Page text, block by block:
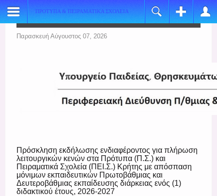
ΠΡΟΤΥΠΑ & ΠΕΙΡΑΜΑΤΙΚΑ ΣΧΟΛΕΙΑ
Login
Όνομα Χρήστη
Να με θυμάσαι
Register
*
Verify Password:
Παρασκευή Αύγουστος 07, 2026
Πρόσκληση εκδήλωσης ενδιαφέροντος για πλήρωση
λειτουργικών κενών στα Πρότυπα (Π.Σ.) και
Πειραματικά Σχολεία (ΠΕΙ.Σ.) Κρήτης με απόσπαση
μόνιμων εκπαιδευτικών Πρωτοβάθμιας και
Δευτεροβάθμιας εκπαίδευσης διάρκειας ενός (1)
διδακτικού έτους, 2026-2027